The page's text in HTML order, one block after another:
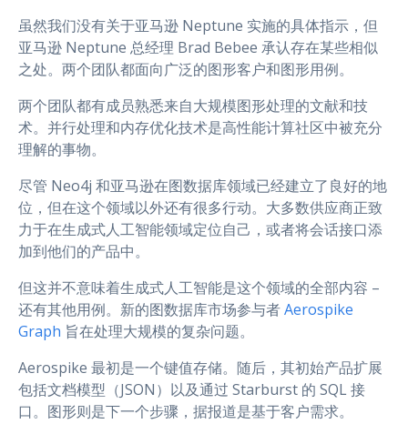
虽然我们没有关于亚马逊 Neptune 实施的具体指示，但
亚马逊 Neptune 总经理 Brad Bebee 承认存在某些相似
之处。两个团队都面向广泛的图形客户和图形用例。
两个团队都有成员熟悉来自大规模图形处理的文献和技
术。并行处理和内存优化技术是高性能计算社区中被充分
理解的事物。
尽管 Neo4j 和亚马逊在图数据库领域已经建立了良好的地
位，但在这个领域以外还有很多行动。大多数供应商正致
力于在生成式人工智能领域定位自己，或者将会话接口添
加到他们的产品中。
但这并不意味着生成式人工智能是这个领域的全部内容 –
还有其他用例。新的图数据库市场参与者Aerospike
Graph 旨在处理大规模的复杂问题。
Aerospike 最初是一个键值存储。随后，其初始产品扩展
包括文档模型（JSON）以及通过 Starburst 的 SQL 接
口。图形则是下一个步骤，据报道是基于客户需求。